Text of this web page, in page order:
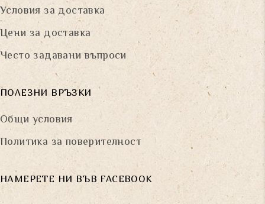
Условия за доставка
Цени за доставка
Често задавани въпроси
ПОЛЕЗНИ ВРЪЗКИ
Общи условия
Политика за поверителност
НАМЕРЕТЕ НИ ВЪВ FACEBOOK